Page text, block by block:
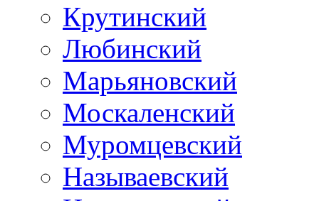
Крутинский
Любинский
Марьяновский
Москаленский
Муромцевский
Называевский